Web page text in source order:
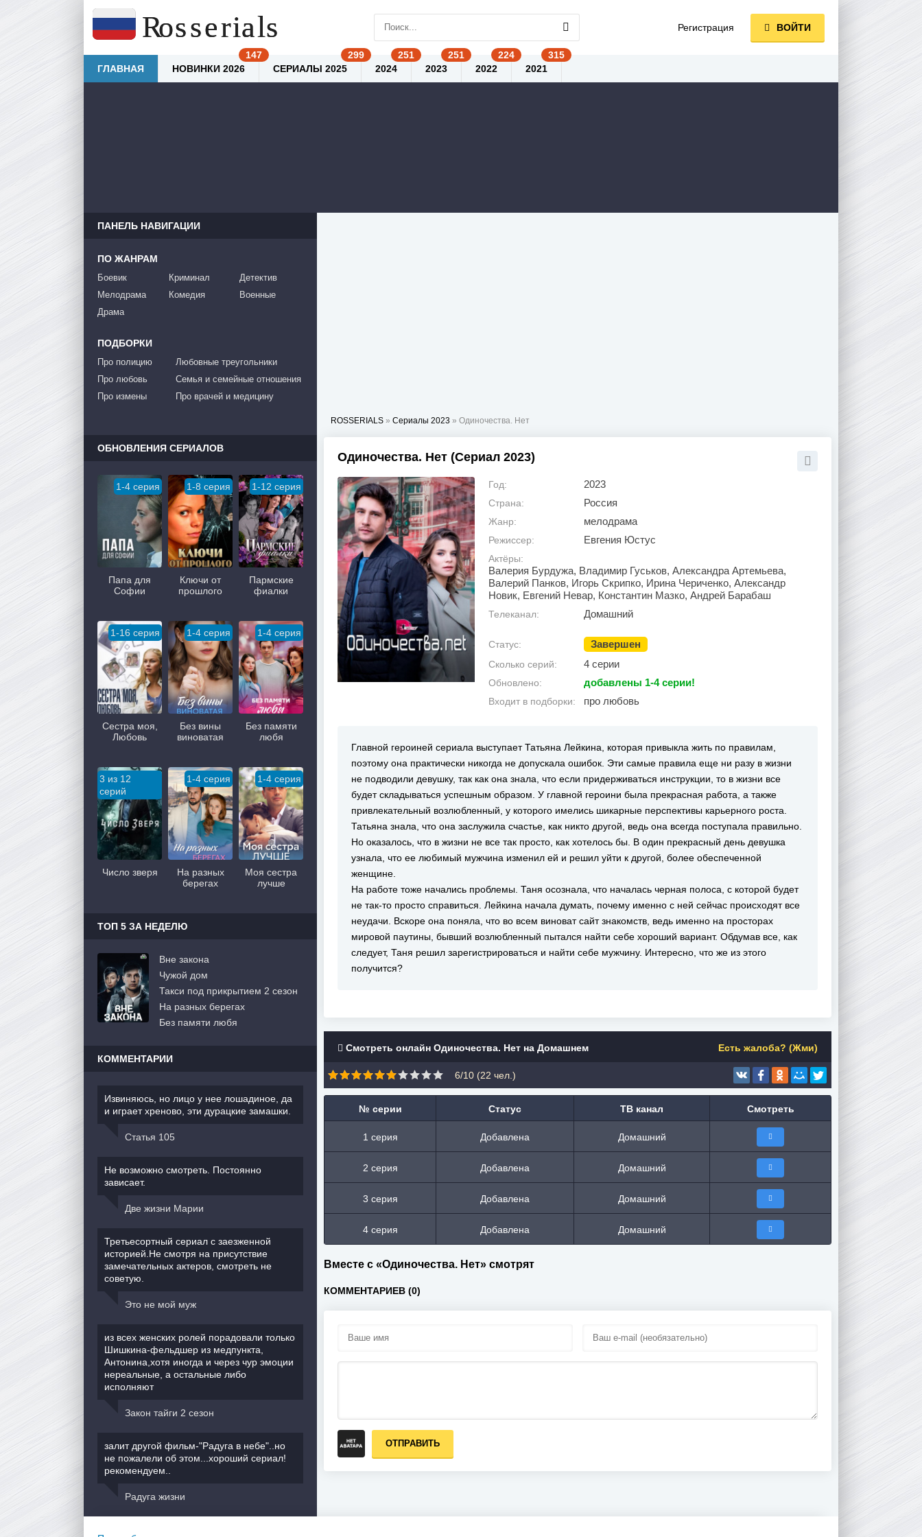
ROSSERIALS » Сериалы 2023 » Одиночества. Нет
Одиночества. Нет (Сериал 2023)
Год: 2023
Страна: Россия
Жанр: мелодрама
Режиссер: Евгения Юстус
Актёры:
Валерия Бурдужа, Владимир Гуськов, Александра Артемьева,
Валерий Панков, Игорь Скрипко, Ирина Чериченко, Александр
Новик, Евгений Невар, Константин Мазко, Андрей Барабаш
Телеканал: Домашний
Статус: Завершен
Сколько серий: 4 серии
Обновлено: добавлены 1-4 серии!
Входит в подборки: про любовь
Главной героиней сериала выступает Татьяна Лейкина, которая привыкла жить по правилам,
поэтому она практически никогда не допускала ошибок. Эти самые правила еще ни разу в жизни
не подводили девушку, так как она знала, что если придерживаться инструкции, то в жизни все
будет складываться успешным образом. У главной героини была прекрасная работа, а также
привлекательный возлюбленный, у которого имелись шикарные перспективы карьерного роста.
Татьяна знала, что она заслужила счастье, как никто другой, ведь она всегда поступала правильно.
Но оказалось, что в жизни не все так просто, как хотелось бы. В один прекрасный день девушка
узнала, что ее любимый мужчина изменил ей и решил уйти к другой, более обеспеченной
женщине.
На работе тоже начались проблемы. Таня осознала, что началась черная полоса, с которой будет
не так-то просто справиться. Лейкина начала думать, почему именно с ней сейчас происходят все
неудачи. Вскоре она поняла, что во всем виноват сайт знакомств, ведь именно на просторах
мировой паутины, бывший возлюбленный пытался найти себе хороший вариант. Обдумав все, как
следует, Таня решил зарегистрироваться и найти себе мужчину. Интересно, что же из этого
получится?
Смотреть онлайн Одиночества. Нет на Домашнем Есть жалоба? (Жми)
6/10 (22 чел.)
№ серии Статус ТВ канал Смотреть
1 серия Добавлена Домашний
2 серия Добавлена Домашний
3 серия Добавлена Домашний
4 серия Добавлена Домашний
Вместе с «Одиночества. Нет» смотрят
КОММЕНТАРИЕВ (0)
ОТПРАВИТЬ
ПАНЕЛЬ НАВИГАЦИИ
ПО ЖАНРАМ
Боевик
Мелодрама
Драма
Криминал
Комедия
Детектив
Военные
ПОДБОРКИ
Про полицию
Про любовь
Про измены
Любовные треугольники
Семья и семейные отношения
Про врачей и медицину
ОБНОВЛЕНИЯ СЕРИАЛОВ
1-4 серия
Папа для
Софии
1-8 серия
Ключи от
прошлого
1-12 серия
Пармские
фиалки
1-16 серия
Сестра моя,
Любовь
1-4 серия
Без вины
виноватая
1-4 серия
Без памяти
любя
3 из 12
серий
Число зверя
1-4 серия
На разных
берегах
1-4 серия
Моя сестра
лучше
ТОП 5 ЗА НЕДЕЛЮ
Вне закона
Чужой дом
Такси под прикрытием 2 сезон
На разных берегах
Без памяти любя
КОММЕНТАРИИ
Извиняюсь, но лицо у нее лошадиное, да
и играет хреново, эти дурацкие замашки.
Статья 105
Не возможно смотреть. Постоянно
зависает.
Две жизни Марии
Третьесортный сериал с заезженной
историей.Не смотря на присутствие
замечательных актеров, смотреть не
советую.
Это не мой муж
из всех женских ролей порадовали только
Шишкина-фельдшер из медпункта,
Антонина,хотя иногда и через чур эмоции
нереальные, а остальные либо
исполняют
Закон тайги 2 сезон
залит другой фильм-"Радуга в небе"..но
не пожалели об этом...хороший сериал!
рекомендуем..
Радуга жизни
Регистрация ВОЙТИ
ГЛАВНАЯ НОВИНКИ 2026 СЕРИАЛЫ 2025 2024 2023 2022 2021